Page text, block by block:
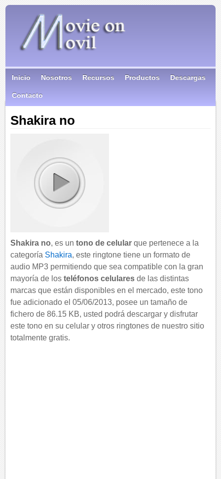
Inicio Nosotros Recursos Productos Descargas
Contacto
Shakira no
Shakira no, es untono de celular que pertenece a la
categoría Shakira, este ringtone tiene un formato de
audio MP3 permitiendo que sea compatible con la gran
mayoría de losteléfonos celulares de las distintas
marcas que están disponibles en el mercado, este tono
fue adicionado el 05/06/2013, posee un tamaño de
fichero de 86.15 KB, usted podrá descargar y disfrutar
este tono en su celular y otros ringtones de nuestro sitio
totalmente gratis.